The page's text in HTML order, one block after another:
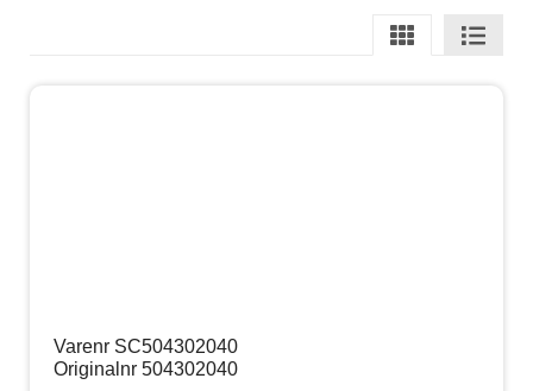
Varenr SC504302040
Originalnr 504302040